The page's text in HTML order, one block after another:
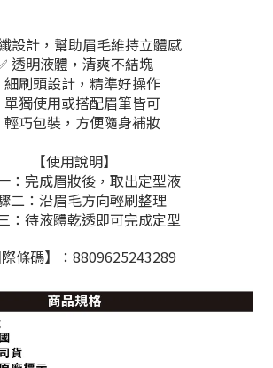
設計，幫助眉毛維持立體感
透明液體，清爽不結塊
細刷頭設計，精準好操作
單獨使用或搭配眉筆皆可
輕巧包裝，方便隨身補妝
【使用說明】
：完成眉妝後，取出定型液
二：沿眉毛方向輕刷整理
：待液體乾透即可完成定型
際條碼】：8809625243289